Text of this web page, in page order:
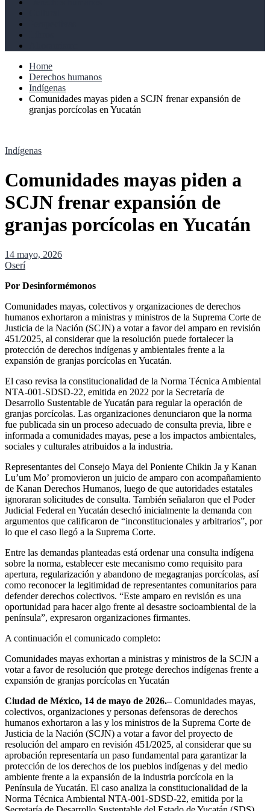
Home
Derechos humanos
Indígenas
Comunidades mayas piden a SCJN frenar expansión de
granjas porcícolas en Yucatán
Indígenas
Comunidades mayas piden a
SCJN frenar expansión de
granjas porcícolas en Yucatán
14 mayo, 2026
Oserí
Por Desinformémonos
Comunidades mayas, colectivos y organizaciones de derechos
humanos exhortaron a ministras y ministros de la Suprema Corte de
Justicia de la Nación (SCJN) a votar a favor del amparo en revisión
451/2025, al considerar que la resolución puede fortalecer la
protección de derechos indígenas y ambientales frente a la
expansión de granjas porcícolas en Yucatán.
El caso revisa la constitucionalidad de la Norma Técnica Ambiental
NTA-001-SDSD-22, emitida en 2022 por la Secretaría de
Desarrollo Sustentable de Yucatán para regular la operación de
granjas porcícolas. Las organizaciones denunciaron que la norma
fue publicada sin un proceso adecuado de consulta previa, libre e
informada a comunidades mayas, pese a los impactos ambientales,
sociales y culturales atribuidos a la industria.
Representantes del Consejo Maya del Poniente Chikin Ja y Kanan
Lu’um Mo’ promovieron un juicio de amparo con acompañamiento
de Kanan Derechos Humanos, luego de que autoridades estatales
ignoraran solicitudes de consulta. También señalaron que el Poder
Judicial Federal en Yucatán desechó inicialmente la demanda con
argumentos que calificaron de “inconstitucionales y arbitrarios”, por
lo que el caso llegó a la Suprema Corte.
Entre las demandas planteadas está ordenar una consulta indígena
sobre la norma, establecer este mecanismo como requisito para
apertura, regularización y abandono de megagranjas porcícolas, así
como reconocer la legitimidad de representantes comunitarios para
defender derechos colectivos. “Este amparo en revisión es una
oportunidad para hacer algo frente al desastre socioambiental de la
península”, expresaron organizaciones firmantes.
A continuación el comunicado completo:
Comunidades mayas exhortan a ministras y ministros de la SCJN a
votar a favor de resolución que protege derechos indígenas frente a
expansión de granjas porcícolas en Yucatán
Ciudad de México, 14 de mayo de 2026.–Comunidades mayas,
colectivos, organizaciones y personas defensoras de derechos
humanos exhortaron a las y los ministros de la Suprema Corte de
Justicia de la Nación (SCJN) a votar a favor del proyecto de
resolución del amparo en revisión 451/2025, al considerar que su
aprobación representaría un paso fundamental para garantizar la
protección de los derechos de los pueblos indígenas y del medio
ambiente frente a la expansión de la industria porcícola en la
Península de Yucatán. El caso analiza la constitucionalidad de la
Norma Técnica Ambiental NTA-001-SDSD-22, emitida por la